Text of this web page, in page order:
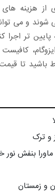
از هزینه‌
و می‌
پایین‌ تر اجرا
کافیست
باشید تا
ترک
بنفش نور
و زمستان